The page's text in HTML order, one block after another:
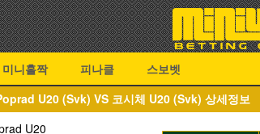
미니홀짝 피나클
스보벳
U20 (Svk) VS 코시체 U20 (Svk) 상세정보